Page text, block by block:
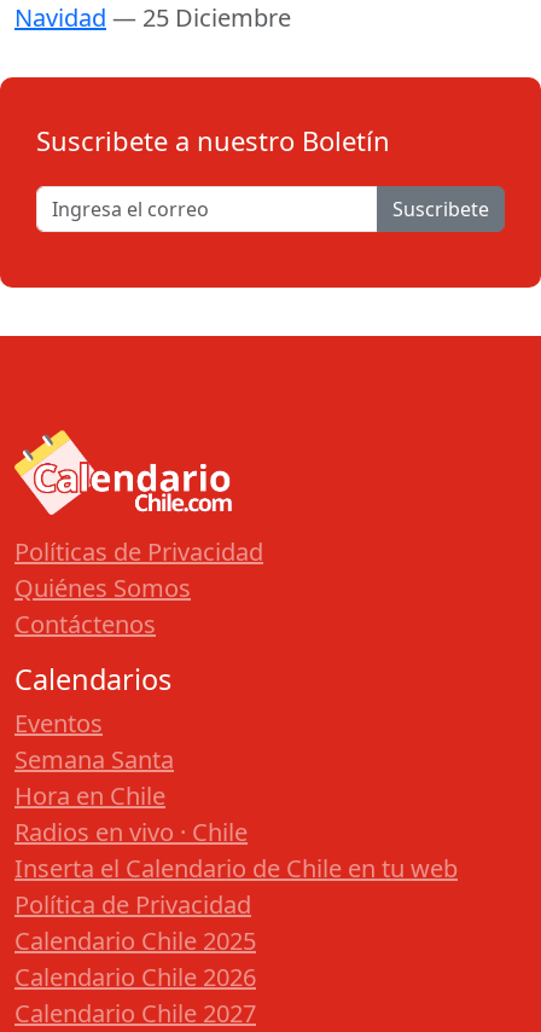
Navidad — 25 Diciembre
Suscribete a nuestro Boletín
Suscribete
Políticas de Privacidad
Quiénes Somos
Contáctenos
Calendarios
Eventos
Semana Santa
Hora en Chile
Radios en vivo · Chile
Inserta el Calendario de Chile en tu web
Política de Privacidad
Calendario Chile 2025
Calendario Chile 2026
Calendario Chile 2027